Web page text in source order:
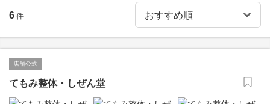
6 件
店舗公式
てもみ整体・しぜん堂